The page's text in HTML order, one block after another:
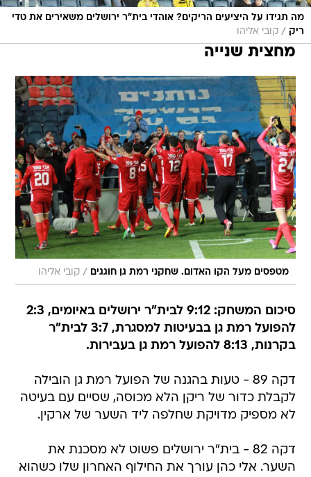
מה תגידו על היציעים הריקים? אוהדי בית"ר ירושלים משאירים את טדי
ריק / קובי אליהו
מחצית שנייה
מטפסים מעל הקו האדום. שחקני רמת גן חוגגים / קובי אליהו
סיכום המשחק: 9:12 לבית"ר ירושלים באיומים, 2:3
להפועל רמת גן בבעיטות למסגרת, 3:7 לבית"ר
בקרנות, 8:13 להפועל רמת גן בעבירות.
דקה 89 - טעות בהגנה של הפועל רמת גן הובילה
לקבלת כדור של ריקן הלא מכוסה, שסיים עם בעיטה
לא מספיק מדויקת שחלפה ליד השער של ארקין.
דקה 82 - בית"ר ירושלים פשוט לא מסכנת את
השער. אלי כהן עורך את החילוף האחרון שלו כשהוא